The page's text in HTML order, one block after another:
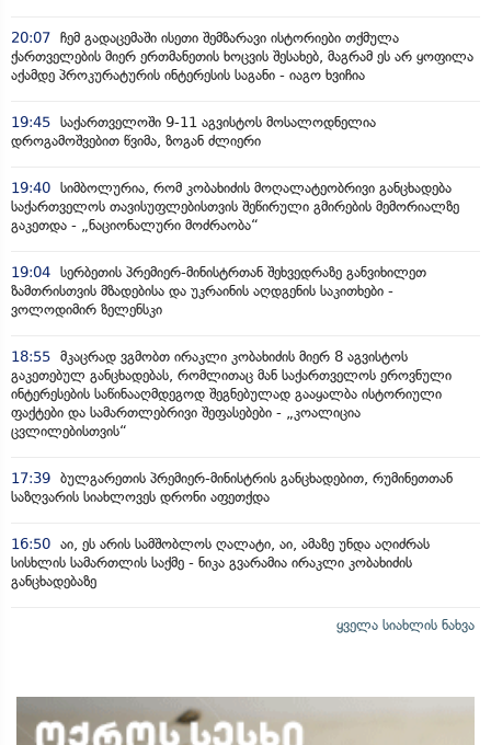
20:07 ჩემ გადაცემაში ისეთი შემზარავი ისტორიები თქმულა
ქართველების მიერ ერთმანეთის ხოცვის შესახებ, მაგრამ ეს არ ყოფილა
აქამდე პროკურატურის ინტერესის საგანი - იაგო ხვიჩია
19:45 საქართველოში 9-11 აგვისტოს მოსალოდნელია
დროგამოშვებით წვიმა, ზოგან ძლიერი
19:40 სიმბოლურია, რომ კობახიძის მოღალატეობრივი განცხადება
საქართველოს თავისუფლებისთვის შეწირული გმირების მემორიალზე
გაკეთდა - „ნაციონალური მოძრაობა“
19:04 სერბეთის პრემიერ-მინისტრთან შეხვედრაზე განვიხილეთ
ზამთრისთვის მზადებისა და უკრაინის აღდგენის საკითხები -
ვოლოდიმირ ზელენსკი
18:55 მკაცრად ვგმობთ ირაკლი კობახიძის მიერ 8 აგვისტოს
გაკეთებულ განცხადებას, რომლითაც მან საქართველოს ეროვნული
ინტერესების საწინააღმდეგოდ შეგნებულად გააყალბა ისტორიული
ფაქტები და სამართლებრივი შეფასებები - „კოალიცია
ცვლილებისთვის“
17:39 ბულგარეთის პრემიერ-მინისტრის განცხადებით, რუმინეთთან
საზღვარის სიახლოვეს დრონი აფეთქდა
16:50 აი, ეს არის სამშობლოს ღალატი, აი, ამაზე უნდა აღიძრას
სისხლის სამართლის საქმე - ნიკა გვარამია ირაკლი კობახიძის
განცხადებაზე
ყველა სიახლის ნახვა